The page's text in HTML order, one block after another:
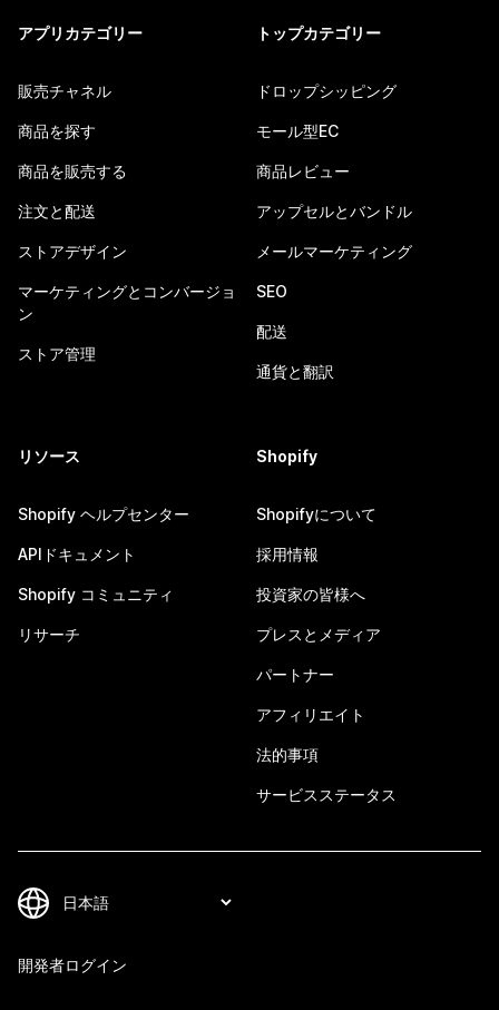
アプリカテゴリー
販売チャネル
商品を探す
商品を販売する
注文と配送
ストアデザイン
マーケティングとコンバージョ
ン
ストア管理
トップカテゴリー
ドロップシッピング
モール型EC
商品レビュー
アップセルとバンドル
メールマーケティング
SEO
配送
通貨と翻訳
リソース
Shopify ヘルプセンター
APIドキュメント
Shopify コミュニティ
リサーチ
Shopify
Shopifyについて
採用情報
投資家の皆様へ
プレスとメディア
パートナー
アフィリエイト
法的事項
サービスステータス
開発者ログイン